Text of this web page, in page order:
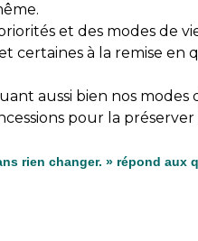
et des modes de
à la remise en
aussi bien nos modes
pour la
rien changer. » répond aux